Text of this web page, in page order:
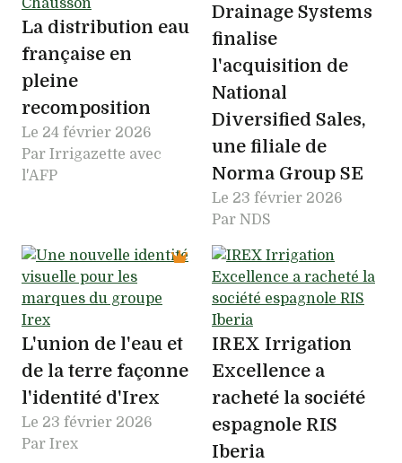
La distribution eau
française en
pleine
recomposition
Le 24 février 2026
Par Irrigazette avec
l'AFP
Drainage Systems
finalise
l'acquisition de
National
Diversified Sales,
une filiale de
Norma Group SE
Le 23 février 2026
Par NDS
L'union de l'eau et
de la terre façonne
l'identité d'Irex
Le 23 février 2026
Par Irex
IREX Irrigation
Excellence a
racheté la société
espagnole RIS
Iberia